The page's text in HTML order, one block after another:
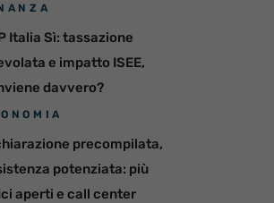
Italia Sì: tassazione
e impatto ISEE,
davvero?
precompilata,
potenziata: più
aperti e call center